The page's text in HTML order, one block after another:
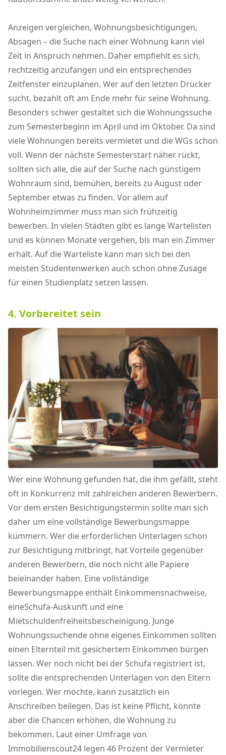
Anzeigen vergleichen, Wohnungsbesichtigungen,
Absagen – die Suche nach einer Wohnung kann viel
Zeit in Anspruch nehmen. Daher empfiehlt es sich,
rechtzeitig anzufangen und ein entsprechendes
Zeitfenster einzuplanen. Wer auf den letzten Drücker
sucht, bezahlt oft am Ende mehr für seine Wohnung.
Besonders schwer gestaltet sich die Wohnungssuche
zum Semesterbeginn im April und im Oktober. Da sind
viele Wohnungen bereits vermietet und die WGs schon
voll. Wenn der nächste Semesterstart näher rückt,
sollten sich alle, die auf der Suche nach günstigem
Wohnraum sind, bemühen, bereits zu August oder
September etwas zu finden. Vor allem auf
Wohnheimzimmer muss man sich frühzeitig
bewerben. In vielen Städten gibt es lange Wartelisten
und es können Monate vergehen, bis man ein Zimmer
erhält. Auf die Warteliste kann man sich bei den
meisten Studentenwerken auch schon ohne Zusage
für einen Studienplatz setzen lassen.
4. Vorbereitet sein
Wer eine Wohnung gefunden hat, die ihm gefällt, steht
oft in Konkurrenz mit zahlreichen anderen Bewerbern.
Vor dem ersten Besichtigungstermin sollte man sich
daher um eine vollständige Bewerbungsmappe
kümmern. Wer die erforderlichen Unterlagen schon
zur Besichtigung mitbringt, hat Vorteile gegenüber
anderen Bewerbern, die noch nicht alle Papiere
beieinander haben. Eine vollständige
Bewerbungsmappe enthält Einkommensnachweise,
eineSchufa-Auskunft und eine
Mietschuldenfreiheitsbescheinigung. Junge
Wohnungssuchende ohne eigenes Einkommen sollten
einen Elternteil mit gesichertem Einkommen bürgen
lassen. Wer noch nicht bei der Schufa registriert ist,
sollte die entsprechenden Unterlagen von den Eltern
vorlegen. Wer möchte, kann zusätzlich ein
Anschreiben beilegen. Das ist keine Pflicht, könnte
aber die Chancen erhöhen, die Wohnung zu
bekommen. Laut einer Umfrage von
Immobilienscout24 legen 46 Prozent der Vermieter